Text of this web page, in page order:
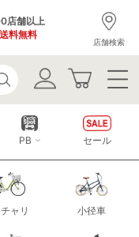
店舗以上
送料無料
店舗検索
ャリ 小径車
PB セール